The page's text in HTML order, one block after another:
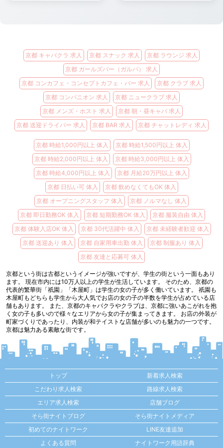
京都 キャバクラ 求人 京都 スナック 求人
京都 ラウンジ 求人
京都 ガールズバー（ガルバ） 求人
京都 コンカフェ・コンセプトカフェ・バー 求人
京都 クラブ 求人
京都 コンパニオン 求人
京都 ニュークラブ 求人
京都 メンズ・ホスト 求人
京都 朝・昼キャバ 求人
京都 送迎ドライバー 求人
京都 BAR 求人 京都 チャットレディ 求人
京都 時給1,000円以上 体入
京都 時給1,500円以上 体入
京都 時給2,000円以上 体入
京都 時給3,000円以上 体入
京都 時給4,000円以上 体入
京都 月給20万円以上 体入
京都 日払い可 体入
京都 飲めなくてもOK 体入
京都 オープニングスタッフ 体入
京都 ノルマなし 体入
京都 即日勤務OK 体入
京都 短期勤務OK 体入
京都 服装自由 体入
京都 体験入店OK 体入
京都 30代活躍中 体入
京都 未経験者歓迎 体入
京都 送迎あり 体入
京都 自家用車出勤 体入
京都 制服あり 体入
京都 友達と応募可 体入
京都という街は古都というイメージが強いですが、学生の街という一面もあり
ます。 現在市内には10万人以上の学生が生活しています。 そのため、京都の
代表的繁華街「祇園」「木屋町」は学生の女の子が多く働いています。 祇園も
木屋町もどちらも学生から大人気でお店の女の子の半数を学生が占めている店
舗もあります。 また、京都のキャバクラやクラブは、京都に強いあこがれを抱
く女の子も多いので様々なエリアから女の子が集まってきます。 お店の外装が
町家づくりであったり、内装が和テイストな店舗が多いのも魅力の一つです。
京都は魅力ある素敵な街です。
トップ
新着求人検索
こだわり求人検索
路線求人検索
エリア求人検索
店舗ブログ
そら街ナイトブログ
そら街ナイトメディア
初めてのナイトワーク
LINE友達追加
よくある質問
ナイトワーク用語辞典